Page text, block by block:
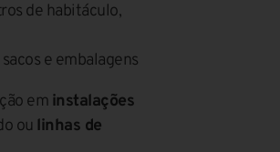
de habitáculo,
e embalagens
em instalações
ou linhas de